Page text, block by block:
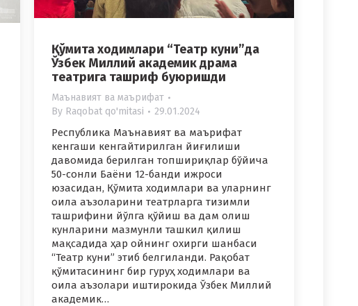
Қўмита ходимлари “Театр куни”да
Ўзбек Миллий академик драма
театрига ташриф буюришди
Маънавият ва маърифат
By Raqobat qo'mitasi 29.01.2024
Республика Маънавият ва маърифат
кенгаши кенгайтирилган йиғилиши
давомида берилган топшириқлар бўйича
50-сонли Баёни 12-банди ижроси
юзасидан, Қўмита ходимлари ва уларнинг
оила аъзоларини театрларга тизимли
ташрифини йўлга қўйиш ва дам олиш
кунларини мазмунли ташкил қилиш
мақсадида ҳар ойнинг охирги шанбаси
“Театр куни” этиб белгиланди. Рақобат
қўмитасининг бир гуруҳ ходимлари ва
оила аъзолари иштирокида Ўзбек Миллий
академик…